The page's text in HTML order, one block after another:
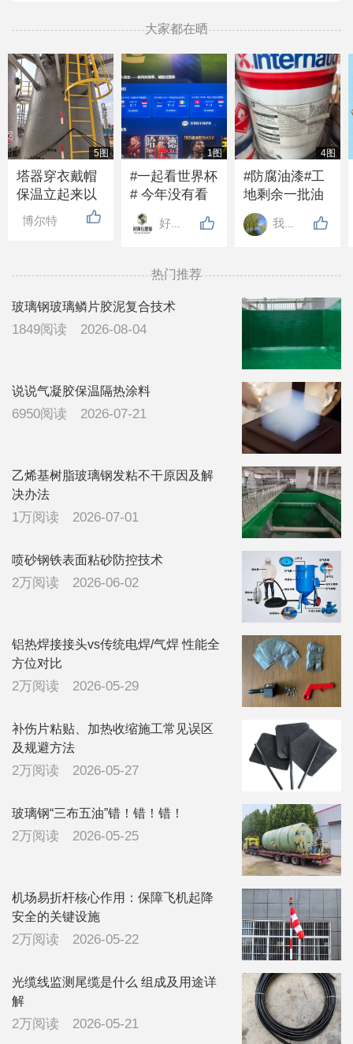
大家都在晒
5图
塔器穿衣戴帽
保温立起来以
后，下过大雨
从下边淌水是
看有没有有经
验的领导指导
一下，广东地
博尔特
1图
#一起看世界杯
# 今年没有看
世界杯的吗？
好多年没人发
好邦涂料
4图
#防腐油漆#工
地剩余一批油
漆带固化剂，2
吨左右，需要
我心飞翔
热门推荐
玻璃钢玻璃鳞片胶泥复合技术
1849阅读 2026-08-04
说说气凝胶保温隔热涂料
6950阅读 2026-07-21
乙烯基树脂玻璃钢发粘不干原因及解
决办法
1万阅读 2026-07-01
喷砂钢铁表面粘砂防控技术
2万阅读 2026-06-02
铝热焊接接头vs传统电焊/气焊 性能全
方位对比
2万阅读 2026-05-29
补伤片粘贴、加热收缩施工常见误区
及规避方法
2万阅读 2026-05-27
玻璃钢“三布五油”错！错！错！
2万阅读 2026-05-25
机场易折杆核心作用：保障飞机起降
安全的关键设施
2万阅读 2026-05-22
光缆线监测尾缆是什么 组成及用途详
解
2万阅读 2026-05-21